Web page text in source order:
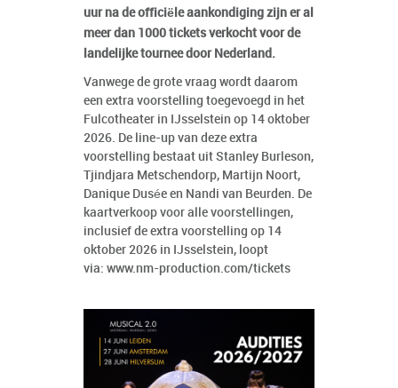
uur na de officiële aankondiging zijn er al
meer dan 1000 tickets verkocht voor de
landelijke tournee door Nederland.
Vanwege de grote vraag wordt daarom
een extra voorstelling toegevoegd in het
Fulcotheater in IJsselstein op 14 oktober
2026. De line-up van deze extra
voorstelling bestaat uit Stanley Burleson,
Tjindjara Metschendorp, Martijn Noort,
Danique Dusée en Nandi van Beurden. De
kaartverkoop voor alle voorstellingen,
inclusief de extra voorstelling op 14
oktober 2026 in IJsselstein, loopt
via: www.nm-production.com/tickets